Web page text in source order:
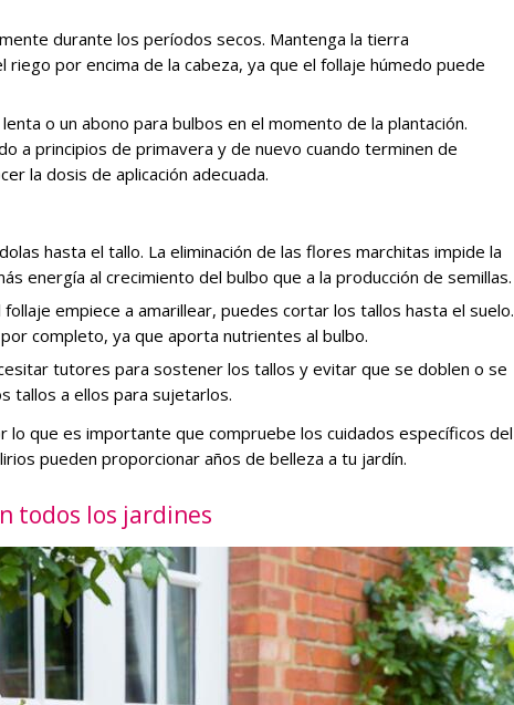
durante los períodos secos. Mantenga la tierra
por encima de la cabeza, ya que el follaje húmedo puede
o un abono para bulbos en el momento de la plantación.
a principios de primavera y de nuevo cuando terminen de
la dosis de aplicación adecuada.
hasta el tallo. La eliminación de las flores marchitas impide la
energía al crecimiento del bulbo que a la producción de semillas.
empiece a amarillear, puedes cortar los tallos hasta el suelo.
completo, ya que aporta nutrientes al bulbo.
tutores para sostener los tallos y evitar que se doblen o se
tallos a ellos para sujetarlos.
que es importante que compruebe los cuidados específicos del
pueden proporcionar años de belleza a tu jardín.
todos los jardines